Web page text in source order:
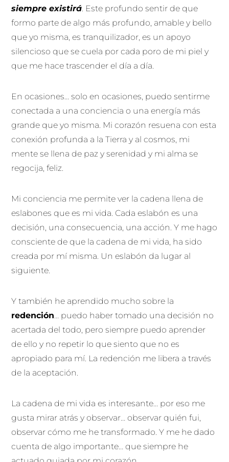
siempre existirá. Este profundo sentir de que
formo parte de algo más profundo, amable y bello
que yo misma, es tranquilizador, es un apoyo
silencioso que se cuela por cada poro de mi piel y
que me hace trascender el día a día.
En ocasiones… solo en ocasiones, puedo sentirme
conectada a una conciencia o una energía más
grande que yo misma. Mi corazón resuena con esta
conexión profunda a la Tierra y al cosmos, mi
mente se llena de paz y serenidad y mi alma se
regocija, feliz.
Mi conciencia me permite ver la cadena llena de
eslabones que es mi vida. Cada eslabón es una
decisión, una consecuencia, una acción. Y me hago
consciente de que la cadena de mi vida, ha sido
creada por mí misma. Un eslabón da lugar al
siguiente.
Y también he aprendido mucho sobre la
redención… puedo haber tomado una decisión no
acertada del todo, pero siempre puedo aprender
de ello y no repetir lo que siento que no es
apropiado para mí. La redención me libera a través
de la aceptación.
La cadena de mi vida es interesante… por eso me
gusta mirar atrás y observar… observar quién fui,
observar cómo me he transformado. Y me he dado
cuenta de algo importante… que siempre he